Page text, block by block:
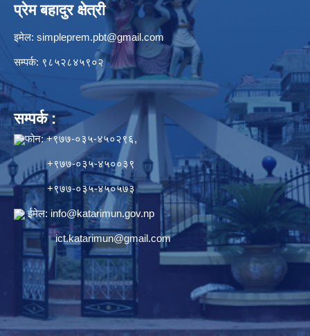
प्रेम बहादुर क्षेत्री
इमेल: simpleprem.pbt@gmail.com
सम्पर्क: ९८५२८४५९०२
सम्पर्क :
फोन: +९७७-०३५-४५०२९६,
+९७७-०३५-४५००३९
+९७७-०३५-४५०५७३
ईमेल: info@katarimun.gov.np
ict.katarimun@gmail.com